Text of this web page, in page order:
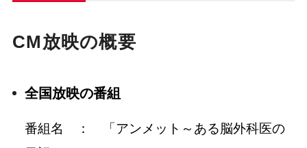
CM放映の概要
全国放映の番組
番組名 ： 「アンメット～ある脳外科医の